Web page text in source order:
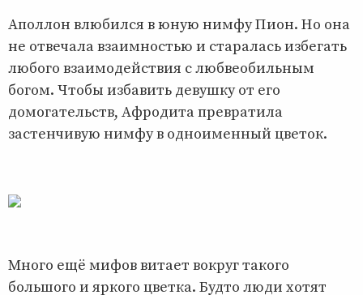
Аполлон влюбился в юную нимфу Пион. Но она
не отвечала взаимностью и старалась избегать
любого взаимодействия с любвеобильным
богом. Чтобы избавить девушку от его
домогательств, Афродита превратила
застенчивую нимфу в одноименный цветок.
Много ещё мифов витает вокруг такого
большого и яркого цветка. Будто люди хотят